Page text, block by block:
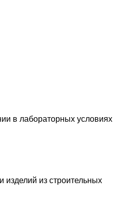
в лабораторных условиях
из строительных